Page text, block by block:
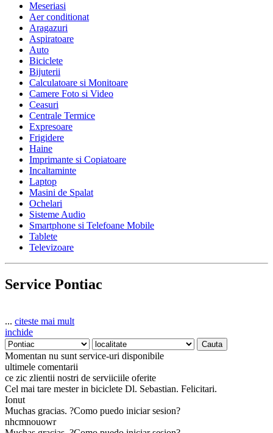
Meseriasi
Aer conditionat
Aragazuri
Aspiratoare
Auto
Biciclete
Bijuterii
Calculatoare si Monitoare
Camere Foto si Video
Ceasuri
Centrale Termice
Expresoare
Frigidere
Haine
Imprimante si Copiatoare
Incaltaminte
Laptop
Masini de Spalat
Ochelari
Sisteme Audio
Smartphone si Telefoane Mobile
Tablete
Televizoare
Service Pontiac
... citeste mai mult
inchide
Momentan nu sunt service-uri disponibile
ultimele comentarii
ce zic zlientii nostri de serviiciile oferite
Cel mai tare mester in biciclete Dl. Sebastian. Felicitari.
Ionut
Muchas gracias. ?Como puedo iniciar sesion?
nhcmnouowr